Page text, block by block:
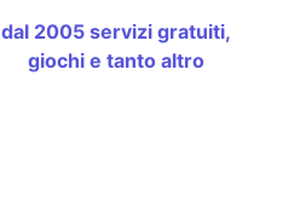
dal 2005 servizi gratuiti,
giochi e tanto altro